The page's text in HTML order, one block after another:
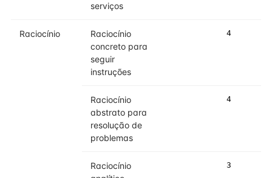
serviços
Raciocínio
Raciocínio
concreto para
seguir
instruções
4
Raciocínio
abstrato para
resolução de
problemas
4
Raciocínio
3